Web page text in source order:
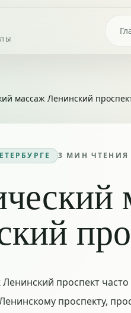
массаж Ленинский
3 МИН ЧТЕНИЯ
проспект
проспекту,